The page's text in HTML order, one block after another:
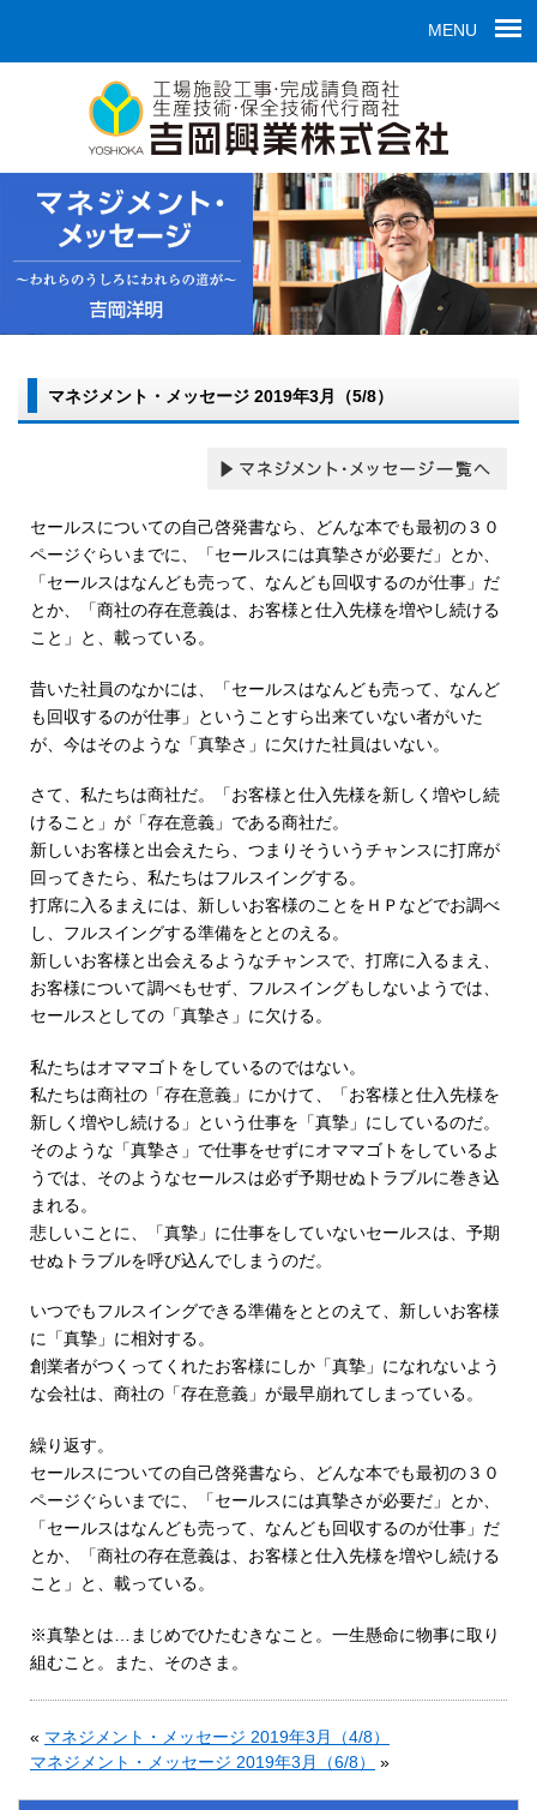
MENU
マネジメント・メッセージ 2019年3月（5/8）
セールスについての自己啓発書なら、どんな本でも最初の３０
ページぐらいまでに、「セールスには真摯さが必要だ」とか、
「セールスはなんども売って、なんども回収するのが仕事」だ
とか、「商社の存在意義は、お客様と仕入先様を増やし続ける
こと」と、載っている。
昔いた社員のなかには、「セールスはなんども売って、なんど
も回収するのが仕事」ということすら出来ていない者がいた
が、今はそのような「真摯さ」に欠けた社員はいない。
さて、私たちは商社だ。「お客様と仕入先様を新しく増やし続
けること」が「存在意義」である商社だ。
新しいお客様と出会えたら、つまりそういうチャンスに打席が
回ってきたら、私たちはフルスイングする。
打席に入るまえには、新しいお客様のことをＨＰなどでお調べ
し、フルスイングする準備をととのえる。
新しいお客様と出会えるようなチャンスで、打席に入るまえ、
お客様について調べもせず、フルスイングもしないようでは、
セールスとしての「真摯さ」に欠ける。
私たちはオママゴトをしているのではない。
私たちは商社の「存在意義」にかけて、「お客様と仕入先様を
新しく増やし続ける」という仕事を「真摯」にしているのだ。
そのような「真摯さ」で仕事をせずにオママゴトをしているよ
うでは、そのようなセールスは必ず予期せぬトラブルに巻き込
まれる。
悲しいことに、「真摯」に仕事をしていないセールスは、予期
せぬトラブルを呼び込んでしまうのだ。
いつでもフルスイングできる準備をととのえて、新しいお客様
に「真摯」に相対する。
創業者がつくってくれたお客様にしか「真摯」になれないよう
な会社は、商社の「存在意義」が最早崩れてしまっている。
繰り返す。
セールスについての自己啓発書なら、どんな本でも最初の３０
ページぐらいまでに、「セールスには真摯さが必要だ」とか、
「セールスはなんども売って、なんども回収するのが仕事」だ
とか、「商社の存在意義は、お客様と仕入先様を増やし続ける
こと」と、載っている。
※真摯とは…まじめでひたむきなこと。一生懸命に物事に取り
組むこと。また、そのさま。
« マネジメント・メッセージ 2019年3月（4/8）
マネジメント・メッセージ 2019年3月（6/8）
»